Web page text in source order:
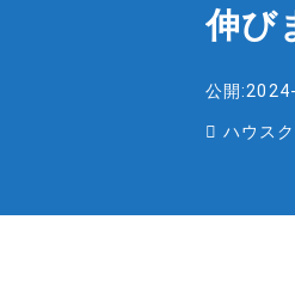
伸び
公開
ハウス